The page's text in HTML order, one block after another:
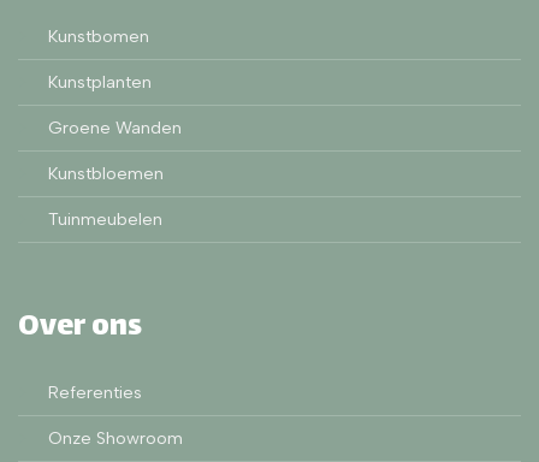
Kunstbomen
Kunstplanten
Groene Wanden
Kunstbloemen
Tuinmeubelen
Over ons
Referenties
Onze Showroom